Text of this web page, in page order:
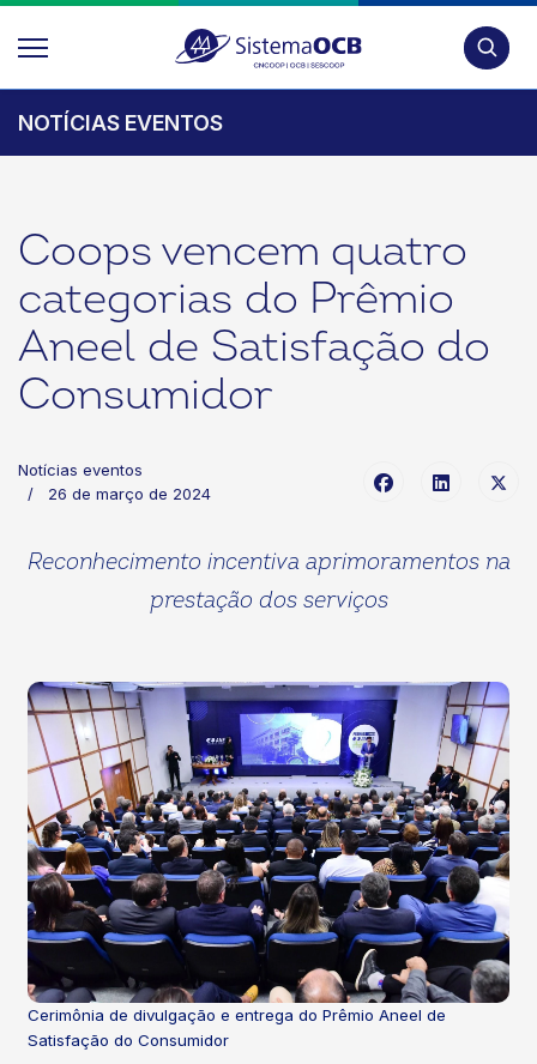
NOTÍCIAS EVENTOS
Coops vencem quatro
categorias do Prêmio
Aneel de Satisfação do
Consumidor
Notícias eventos
26 de março de 2024
Reconhecimento incentiva aprimoramentos na
prestação dos serviços
Cerimônia de divulgação e entrega do Prêmio Aneel de
Satisfação do Consumidor